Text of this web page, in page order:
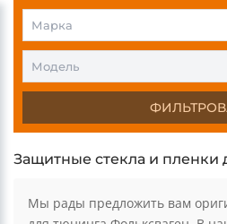
Марка
Модель
Защитные стекла и пленки
Мы рады предложить вам